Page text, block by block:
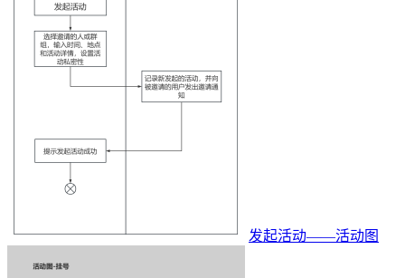
发起活动——活动图